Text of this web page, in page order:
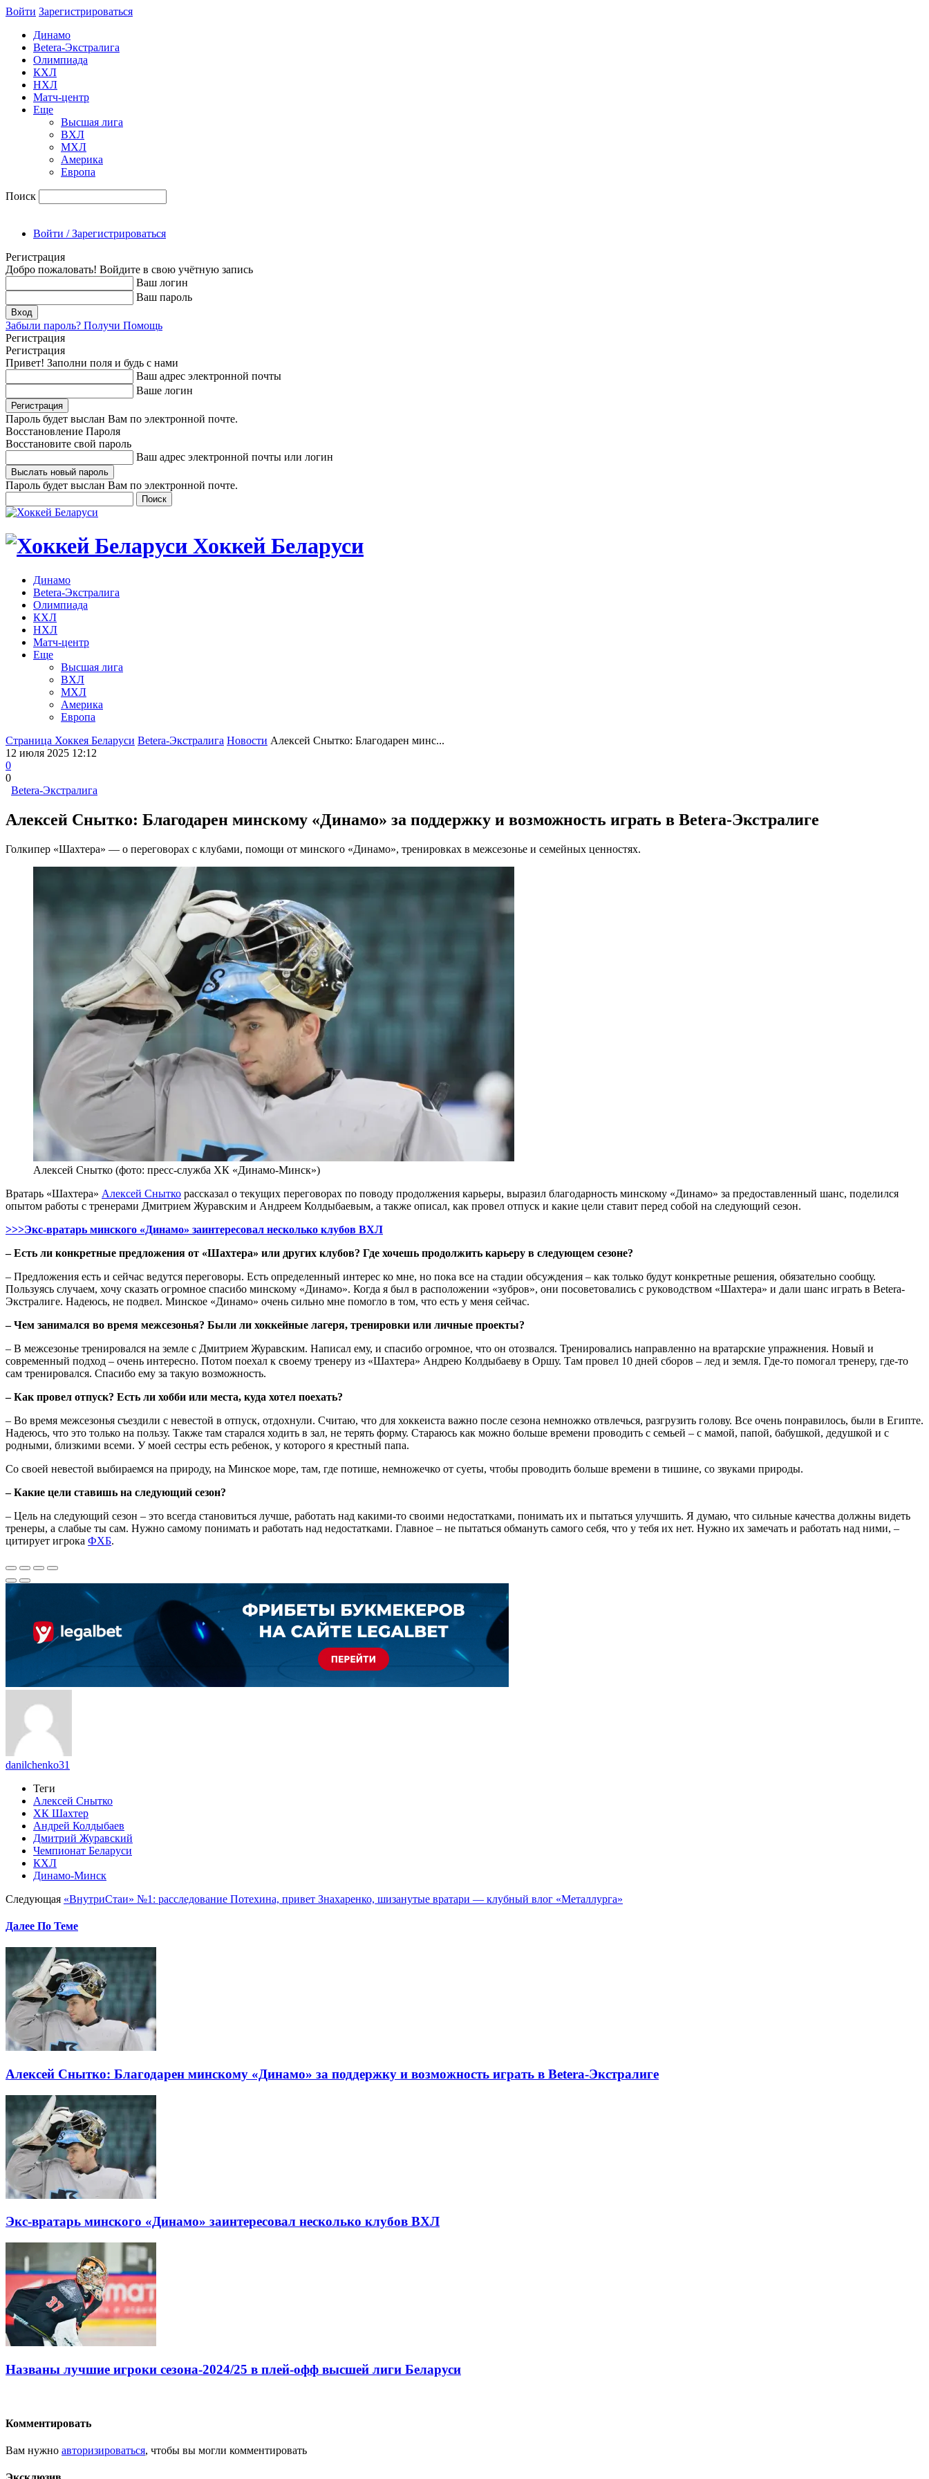
Войти Зарегиcтрироваться
Динамо
Betera-Экстралига
Олимпиада
КХЛ
НХЛ
Матч-центр
Еще
Высшая лига
ВХЛ
МХЛ
Америка
Европа
Поиск
Войти / Зарегистрироваться
Регистрация
Добро пожаловать! Войдите в свою учётную запись
Ваш логин
Ваш пароль
Забыли пароль? Получи Помощь
Регистрация
Регистрация
Привет! Заполни поля и будь с нами
Ваш адрес электронной почты
Ваше логин
Пароль будет выслан Вам по электронной почте.
Восстановление Пароля
Восстановите свой пароль
Ваш адрес электронной почты или логин
Пароль будет выслан Вам по электронной почте.
Хоккей Беларуси
Динамо
Betera-Экстралига
Олимпиада
КХЛ
НХЛ
Матч-центр
Еще
Высшая лига
ВХЛ
МХЛ
Америка
Европа
Страница Хоккея Беларуси Betera-Экстралига Новости Алексей Снытко: Благодарен минс...
12 июля 2025 12:12
0
0
Betera-Экстралига
Алексей Снытко: Благодарен минскому «Динамо» за поддержку и возможность играть в Betera-Экстралиге
Голкипер «Шахтера» — о переговорах с клубами, помощи от минского «Динамо», тренировках в межсезонье и семейных ценностях.
Алексей Снытко (фото: пресс-служба ХК «Динамо-Минск»)
Вратарь «Шахтера» Алексей Снытко рассказал о текущих переговорах по поводу продолжения карьеры, выразил благодарность минскому «Динамо» за предоставленный шанс, поделился
опытом работы с тренерами Дмитрием Журавским и Андреем Колдыбаевым, а также описал, как провел отпуск и какие цели ставит перед собой на следующий сезон.
>>>Экс-вратарь минского «Динамо» заинтересовал несколько клубов ВХЛ
– Есть ли конкретные предложения от «Шахтера» или других клубов? Где хочешь продолжить карьеру в следующем сезоне?
– Предложения есть и сейчас ведутся переговоры. Есть определенный интерес ко мне, но пока все на стадии обсуждения – как только будут конкретные решения, обязательно сообщу.
Пользуясь случаем, хочу сказать огромное спасибо минскому «Динамо». Когда я был в расположении «зубров», они посоветовались с руководством «Шахтера» и дали шанс играть в Betera-
Экстралиге. Надеюсь, не подвел. Минское «Динамо» очень сильно мне помогло в том, что есть у меня сейчас.
– Чем занимался во время межсезонья? Были ли хоккейные лагеря, тренировки или личные проекты?
– В межсезонье тренировался на земле с Дмитрием Журавским. Написал ему, и спасибо огромное, что он отозвался. Тренировались направленно на вратарские упражнения. Новый и
современный подход – очень интересно. Потом поехал к своему тренеру из «Шахтера» Андрею Колдыбаеву в Оршу. Там провел 10 дней сборов – лед и земля. Где-то помогал тренеру, где-то
сам тренировался. Спасибо ему за такую возможность.
– Как провел отпуск? Есть ли хобби или места, куда хотел поехать?
– Во время межсезонья съездили с невестой в отпуск, отдохнули. Считаю, что для хоккеиста важно после сезона немножко отвлечься, разгрузить голову. Все очень понравилось, были в Египте.
Надеюсь, что это только на пользу. Также там старался ходить в зал, не терять форму. Стараюсь как можно больше времени проводить с семьей – с мамой, папой, бабушкой, дедушкой и с
родными, близкими всеми. У моей сестры есть ребенок, у которого я крестный папа.
Со своей невестой выбираемся на природу, на Минское море, там, где потише, немножечко от суеты, чтобы проводить больше времени в тишине, со звуками природы.
– Какие цели ставишь на следующий сезон?
– Цель на следующий сезон – это всегда становиться лучше, работать над какими-то своими недостатками, понимать их и пытаться улучшить. Я думаю, что сильные качества должны видеть
тренеры, а слабые ты сам. Нужно самому понимать и работать над недостатками. Главное – не пытаться обмануть самого себя, что у тебя их нет. Нужно их замечать и работать над ними, –
цитирует игрока ФХБ.
danilchenko31
Теги
Алексей Снытко
ХК Шахтер
Андрей Колдыбаев
Дмитрий Журавский
Чемпионат Беларуси
КХЛ
Динамо-Минск
Следующая «ВнутриСтаи» №1: расследование Потехина, привет Знахаренко, шизанутые вратари — клубный влог «Металлурга»
Далее По Теме
Алексей Снытко: Благодарен минскому «Динамо» за поддержку и возможность играть в Betera-Экстралиге
Экс-вратарь минского «Динамо» заинтересовал несколько клубов ВХЛ
Названы лучшие игроки сезона-2024/25 в плей-офф высшей лиги Беларуси
Комментировать
Вам нужно авторизироваться, чтобы вы могли комментировать